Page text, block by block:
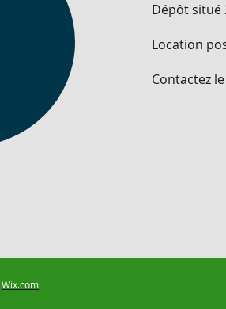
Dépôt situé
Location
Contactez
Wix.com